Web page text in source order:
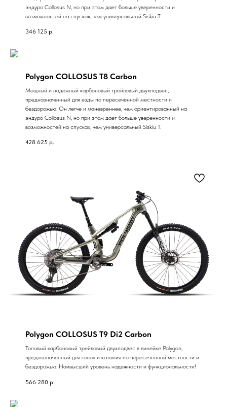
эндуро Collosus N, но при этом дает больше уверенности и
возможностей на спусках, чем универсальный Siskiu T.
346 125 р.
Polygon COLLOSUS T8 Carbon
Мощный и надёжный карбоновый трейловый двухподвес,
предназначенный для езды по пересечённой местности и
бездорожью. Он легче и маневреннее, чем ориентированный на
эндуро Collosus N, но при этом дает больше уверенности и
возможностей на спусках, чем универсальный Siskiu T.
428 625 р.
Polygon COLLOSUS T9 Di2 Carbon
Топовый карбоновый трейловый двухподвес в линейке Polygon,
предназначенный для гонок и катания по пересечённой местности и
бездорожью. Наивысший уровень надежности и функциональности!
566 280 р.